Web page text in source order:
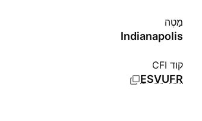
מַטֶה
Indianapolis
קוד CFI
ESVUFR